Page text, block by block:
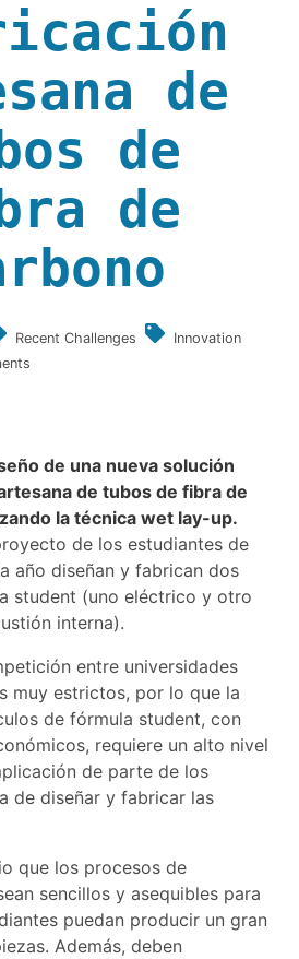
de
de
de
Recent Challenges
Innovation
de una nueva solución
de tubos de fibra de
la técnica wet lay-up.
de los estudiantes de
año diseñan y fabrican dos
student (uno eléctrico y otro
interna).
entre universidades
muy estrictos, por lo que la
de fórmula student, con
requiere un alto nivel
de parte de los
de diseñar y fabricar las
que los procesos de
sencillos y asequibles para
puedan producir un gran
Además, deben